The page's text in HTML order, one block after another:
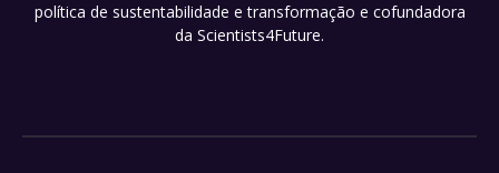
política de sustentabilidade e transformação e cofundadora
da Scientists4Future.